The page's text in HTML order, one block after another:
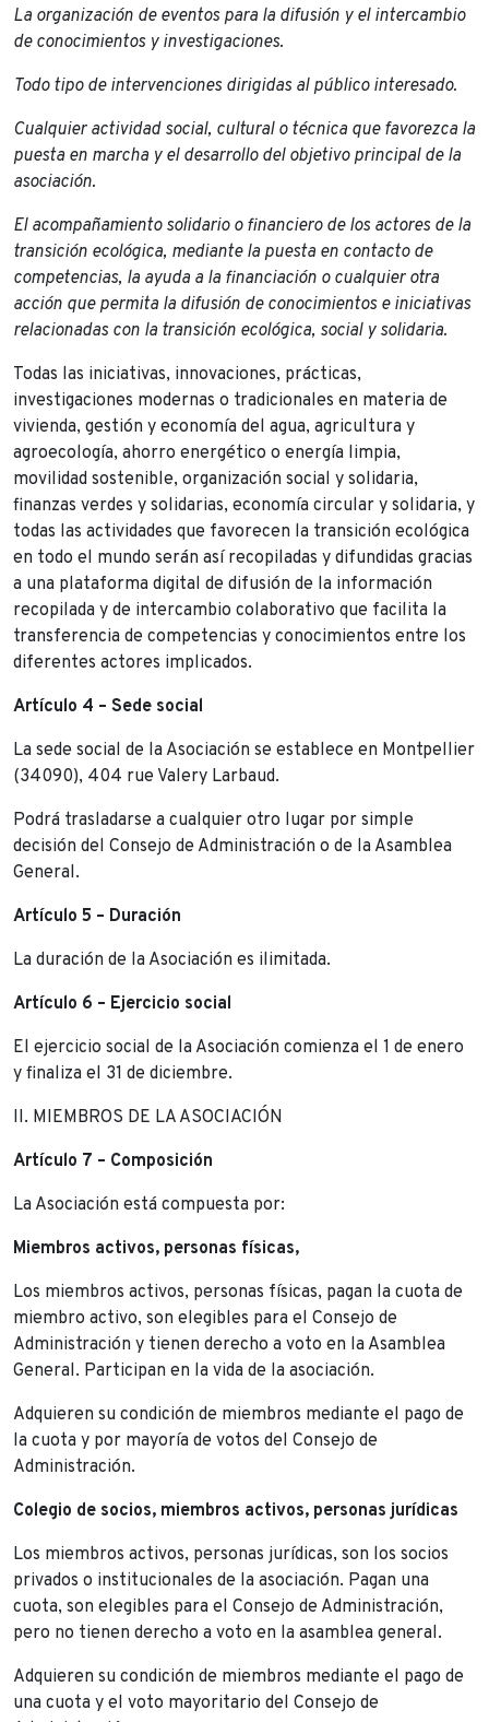
La organización de eventos para la difusión y el intercambio
de conocimientos y investigaciones.
Todo tipo de intervenciones dirigidas al público interesado.
Cualquier actividad social, cultural o técnica que favorezca la
puesta en marcha y el desarrollo del objetivo principal de la
asociación.
El acompañamiento solidario o financiero de los actores de la
transición ecológica, mediante la puesta en contacto de
competencias, la ayuda a la financiación o cualquier otra
acción que permita la difusión de conocimientos e iniciativas
relacionadas con la transición ecológica, social y solidaria.
Todas las iniciativas, innovaciones, prácticas,
investigaciones modernas o tradicionales en materia de
vivienda, gestión y economía del agua, agricultura y
agroecología, ahorro energético o energía limpia,
movilidad sostenible, organización social y solidaria,
finanzas verdes y solidarias, economía circular y solidaria, y
todas las actividades que favorecen la transición ecológica
en todo el mundo serán así recopiladas y difundidas gracias
a una plataforma digital de difusión de la información
recopilada y de intercambio colaborativo que facilita la
transferencia de competencias y conocimientos entre los
diferentes actores implicados.
Artículo 4 – Sede social
La sede social de la Asociación se establece en Montpellier
(34090), 404 rue Valery Larbaud.
Podrá trasladarse a cualquier otro lugar por simple
decisión del Consejo de Administración o de la Asamblea
General.
Artículo 5 – Duración
La duración de la Asociación es ilimitada.
Artículo 6 – Ejercicio social
El ejercicio social de la Asociación comienza el 1 de enero
y finaliza el 31 de diciembre.
II. MIEMBROS DE LA ASOCIACIÓN
Artículo 7 – Composición
La Asociación está compuesta por:
Miembros activos, personas físicas,
Los miembros activos, personas físicas, pagan la cuota de
miembro activo, son elegibles para el Consejo de
Administración y tienen derecho a voto en la Asamblea
General. Participan en la vida de la asociación.
Adquieren su condición de miembros mediante el pago de
la cuota y por mayoría de votos del Consejo de
Administración.
Colegio de socios, miembros activos, personas jurídicas
Los miembros activos, personas jurídicas, son los socios
privados o institucionales de la asociación. Pagan una
cuota, son elegibles para el Consejo de Administración,
pero no tienen derecho a voto en la asamblea general.
Adquieren su condición de miembros mediante el pago de
una cuota y el voto mayoritario del Consejo de